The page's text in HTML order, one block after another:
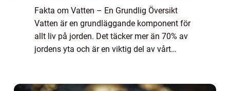
Fakta om Vatten – En Grundlig Översikt
Vatten är en grundläggande komponent för
allt liv på jorden. Det täcker mer än 70% av
jordens yta och är en viktig del av vårt